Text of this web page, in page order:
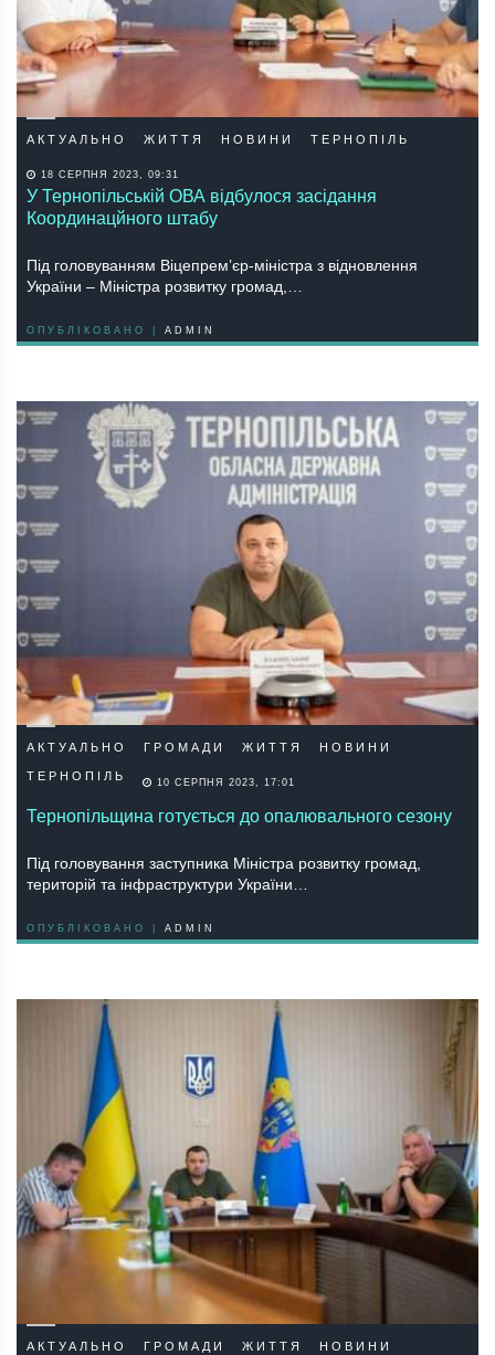
АКТУАЛЬНО ЖИТТЯ НОВИНИ ТЕРНОПІЛЬ
18 СЕРПНЯ 2023, 09:31
У Тернопільській ОВА відбулося засідання
Координацйного штабу
Під головуванням Віцепрем’єр-міністра з відновлення
України – Міністра розвитку громад,…
ОПУБЛІКОВАНО | ADMIN
АКТУАЛЬНО ГРОМАДИ ЖИТТЯ НОВИНИ
ТЕРНОПІЛЬ 10 СЕРПНЯ 2023, 17:01
Тернопільщина готується до опалювального сезону
Під головування заступника Міністра розвитку громад,
територій та інфраструктури України…
ОПУБЛІКОВАНО | ADMIN
АКТУАЛЬНО ГРОМАДИ ЖИТТЯ НОВИНИ